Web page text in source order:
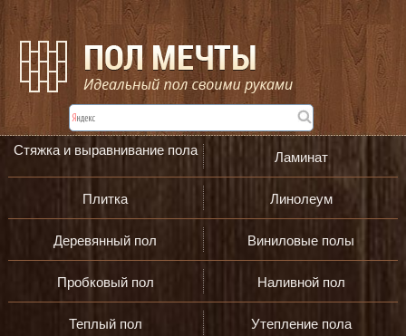
Стяжка и выравнивание пола Ламинат
Плитка Линолеум
Деревянный пол Виниловые полы
Пробковый пол Наливной пол
Теплый пол Утепление пола